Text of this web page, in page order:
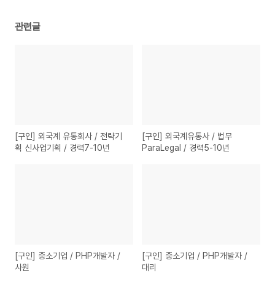
관련글
[구인] 외국계 유통회사 / 전략기
획 신사업기획 / 경력7-10년
[구인] 외국계유통사 / 법무
ParaLegal / 경력5-10년
[구인] 중소기업 / PHP개발자 /
사원
[구인] 중소기업 / PHP개발자 /
대리